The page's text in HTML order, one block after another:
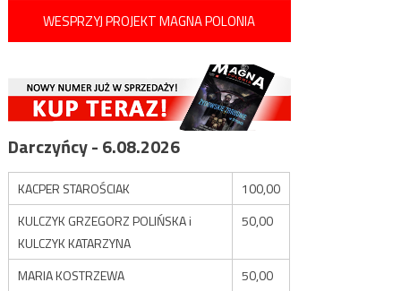
WESPRZYJ PROJEKT MAGNA POLONIA
Darczyńcy - 6.08.2026
KACPER STAROŚCIAK
100,00
KULCZYK GRZEGORZ POLIŃSKA i
KULCZYK KATARZYNA
50,00
MARIA KOSTRZEWA 50,00